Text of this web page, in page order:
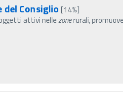
del Consiglio [14%]
attivi nellezonerurali,